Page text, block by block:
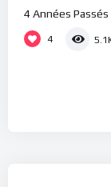
4 Années Passés
4